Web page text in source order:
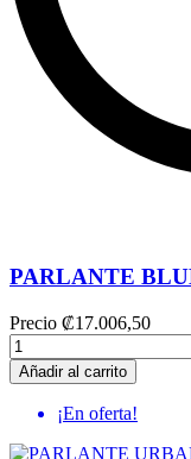
PARLANTE
Precio ₡17.006,50
Añadir al carrito
¡En oferta!